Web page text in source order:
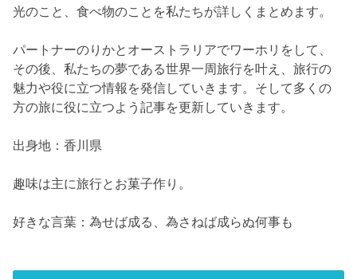
光のこと、食べ物のことを私たちが詳しくまとめます。
パートナーのりかとオーストラリアでワーホリをして、
その後、私たちの夢である世界一周旅行を叶え、旅行の
魅力や役に立つ情報を発信していきます。そして多くの
方の旅に役に立つよう記事を更新していきます。
出身地：香川県
趣味は主に旅行とお菓子作り。
好きな言葉：為せば成る、為さねば成らぬ何事も